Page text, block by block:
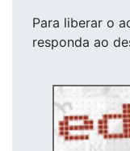
Para liberar o
responda ao